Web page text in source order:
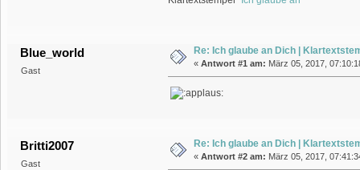
Blue_world
Gast
Re: Ich glaube an Dich |
« Antwort #1 am: März 05, 2017,
Britti2007
Gast
Re: Ich glaube an Dich |
« Antwort #2 am: März 05, 2017,